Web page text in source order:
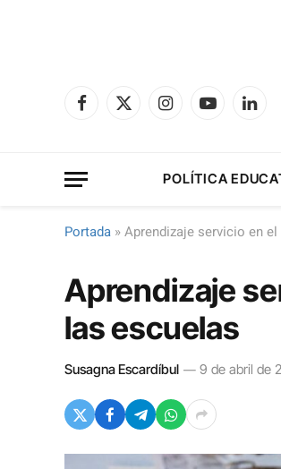
Facebook
X
InstagramYouTube
POLÍTICA
Portada »Aprendizaje servicio en
Aprendizaje
las escuelas
Susagna Escardíbul 9 de abril de